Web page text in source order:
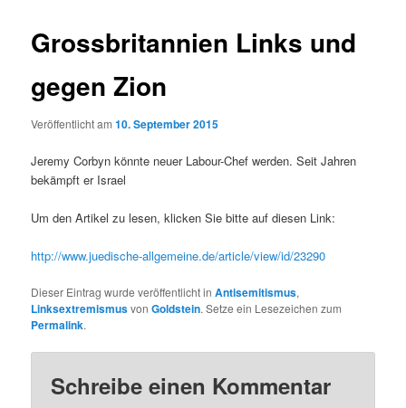
Grossbritannien Links und
gegen Zion
Veröffentlicht am10. September 2015
Jeremy Corbyn könnte neuer Labour-Chef werden. Seit Jahren
bekämpft er Israel
Um den Artikel zu lesen, klicken Sie bitte auf diesen Link:
http://www.juedische-allgemeine.de/article/view/id/23290
Dieser Eintrag wurde veröffentlicht inAntisemitismus,
LinksextremismusvonGoldstein. Setze ein Lesezeichen zum
Permalink.
Schreibe einen Kommentar